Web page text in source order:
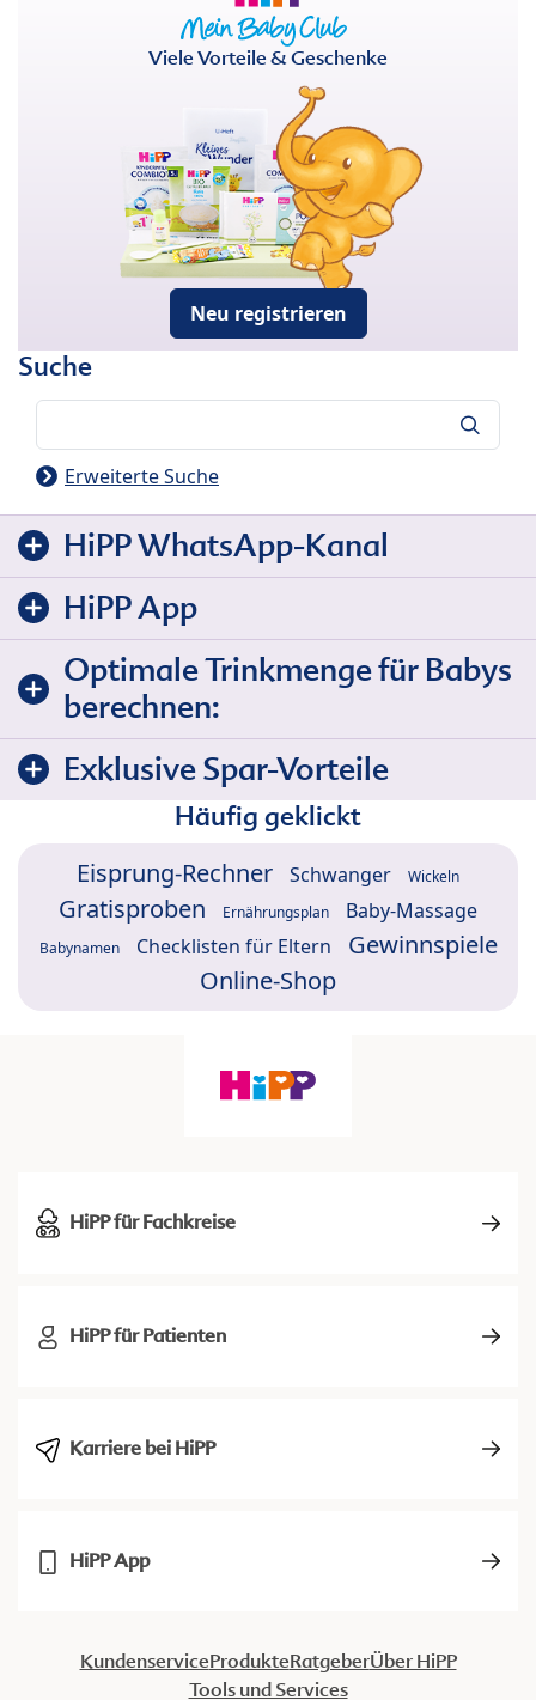
Viele Vorteile & Geschenke
Neu registrieren
Suche
Erweiterte Suche
HiPP WhatsApp-Kanal
HiPP App
Optimale Trinkmenge für Babys
berechnen:
Exklusive Spar-Vorteile
Häufig geklickt
Eisprung-Rechner Schwanger Wickeln
Gratisproben Ernährungsplan Baby-Massage
Babynamen Checklisten für Eltern
Gewinnspiele
Online-Shop
HiPP für Fachkreise
HiPP für Patienten
Karriere bei HiPP
HiPP App
KundenserviceProdukteRatgeberÜber HiPP
Tools und Services